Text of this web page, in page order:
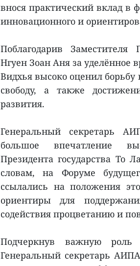
внося практический вклад в
инновационного и
Поблагодарив Заместителя
Нгуен Зоан Аня за
Видхья высоко оценил борьбу
свободу, а также
развития.
Генеральный секретарь
большое впечатление
Президента государства То
словам, на Форуме
ссылались на положения
ориентиры для
содействия процветанию и
Подчеркнув важную роль
Генеральный секретарь